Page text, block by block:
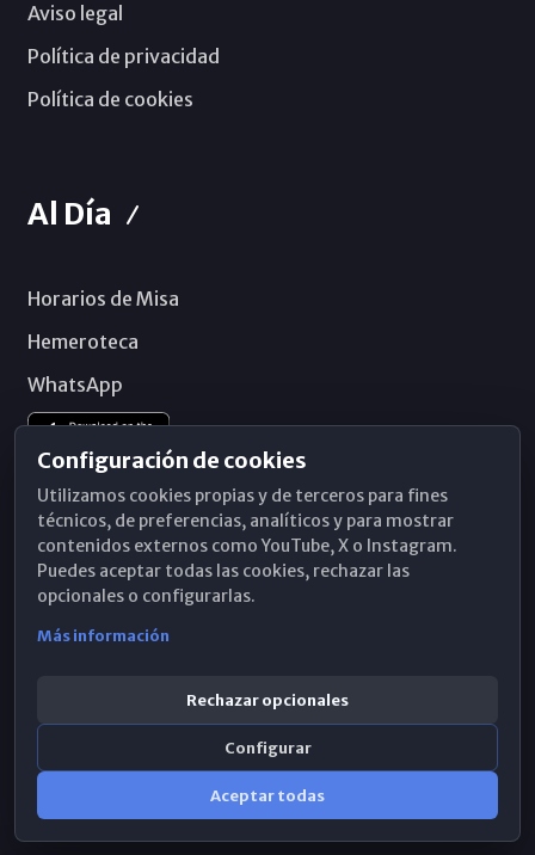
Aviso legal
Política de privacidad
Política de cookies
Al Día
Horarios de Misa
Hemeroteca
WhatsApp
Configuración de cookies
Utilizamos cookies propias y de terceros para fines
técnicos, de preferencias, analíticos y para mostrar
contenidos externos como YouTube, X o Instagram.
Puedes aceptar todas las cookies, rechazar las
opcionales o configurarlas.
Más información
Rechazar opcionales
Configurar
Aceptar todas